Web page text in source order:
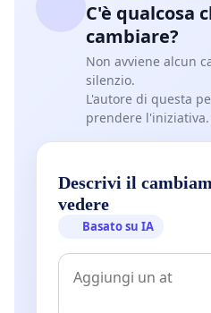
C'è qualcosa
cambiare?
Non avviene alcun
silenzio.
L'autore di questa
prendere l'iniziativa.
Descrivi il
vedere
Basato su IA